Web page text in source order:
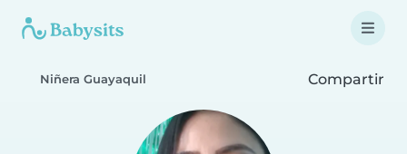
Niñera Guayaquil Compartir